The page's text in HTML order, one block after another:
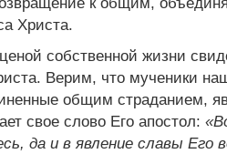
Христа.
собственной жизни
Верим, что мученики
общим страданием,
свое слово Его апостол:
да и в явление славы Его